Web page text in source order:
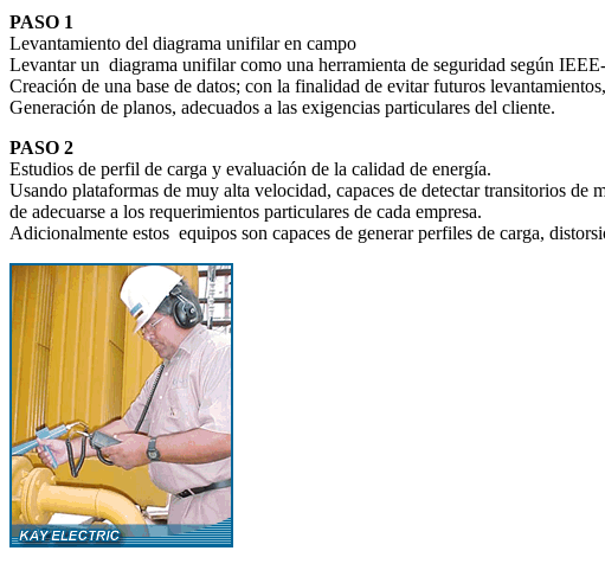
PASO 1
Levantamiento del diagrama unifilar en campo
Levantar un diagrama unifilar como una herramienta de seguridad según
Creación de una base de datos; con la finalidad de evitar futuros
Generación de planos, adecuados a las exigencias particulares del cliente.
PASO 2
Estudios de perfil de carga y evaluación de la calidad de energía.
Usando plataformas de muy alta velocidad, capaces de detectar transitorios
de adecuarse a los requerimientos particulares de cada empresa.
Adicionalmente estos equipos son capaces de generar perfiles de carga,